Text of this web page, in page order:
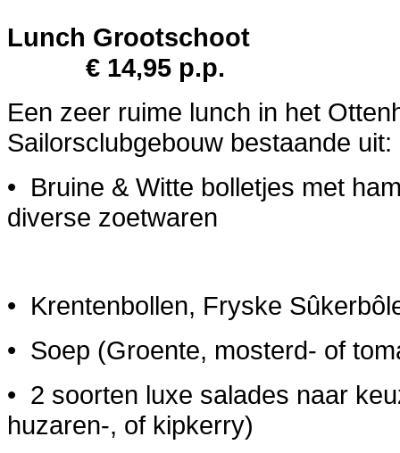
Lunch
€ 14,95 p.p.
Een zeer ruime lunch in het
Sailorsclubgebouw bestaande uit:
• Bruine & Witte bolletjes met
diverse zoetwaren
• Krentenbollen, Fryske
• Soep (Groente, mosterd- of
• 2 soorten luxe salades naar
huzaren-, of kipkerry)